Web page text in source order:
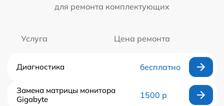
для ремонта комплектующих
Услуга Цена ремонта
Диагностика бесплатно
Замена матрицы монитора
Gigabyte
1500 р